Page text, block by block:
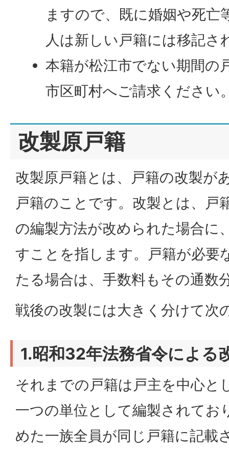
ますので、既に婚姻や死亡
人は新しい戸籍には移記さ
本籍が松江市でない期間の
市区町村へご請求ください
改製原戸籍
改製原戸籍とは、戸籍の改製が
戸籍のことです。改製とは、戸
の編製方法が改められた場合に
すことを指します。戸籍が必要
たる場合は、手数料もその通数
戦後の改製には大きく分けて次
1.昭和32年法務省令による
それまでの戸籍は戸主を中心と
一つの単位として編製されてお
めた一族全員が同じ戸籍に記載